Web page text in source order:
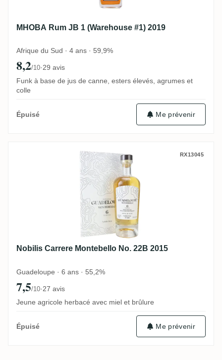
MHOBA Rum JB 1 (Warehouse #1) 2019
Afrique du Sud · 4 ans · 59,9%
8,2/10·29 avis
Funk à base de jus de canne, esters élevés, agrumes et
colle
Épuisé Me prévenir
Nobilis Carrere Montebello No. 22B 2015
RX13045
Nobilis Carrere Montebello No. 22B 2015
Guadeloupe · 6 ans · 55,2%
7,5/10·27 avis
Jeune agricole herbacé avec miel et brûlure
Épuisé Me prévenir